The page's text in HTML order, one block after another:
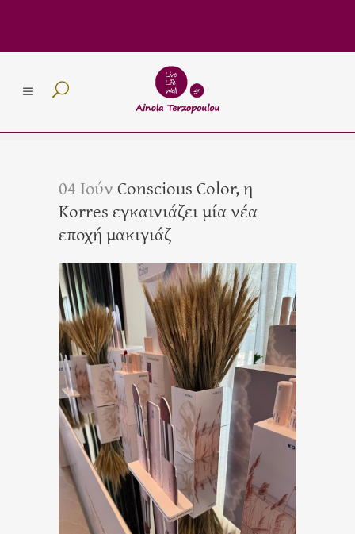
04 ΙούνConscious Color, η
Korres εγκαινιάζει μία νέα
εποχή μακιγιάζ